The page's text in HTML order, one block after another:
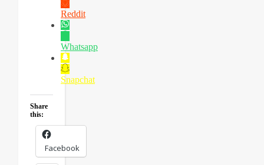
Reddit
Whatsapp
Snapchat
Share
this:
Facebook